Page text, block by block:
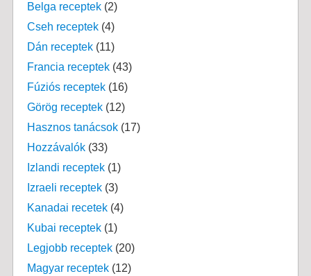
Belga receptek(2)
Cseh receptek(4)
Dán receptek(11)
Francia receptek(43)
Fúziós receptek(16)
Görög receptek(12)
Hasznos tanácsok(17)
Hozzávalók(33)
Izlandi receptek(1)
Izraeli receptek(3)
Kanadai recetek(4)
Kubai receptek(1)
Legjobb receptek(20)
Magyar receptek(12)